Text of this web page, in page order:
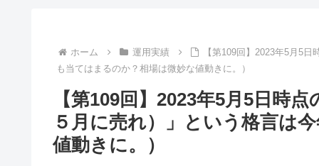
ホーム 運用実績
【第109回】2023年5月5
も当てはまるのか？相場は微妙な値動きに。）
【第109回】2023年5月5日時
５月に売れ）」という格言は
値動きに。）